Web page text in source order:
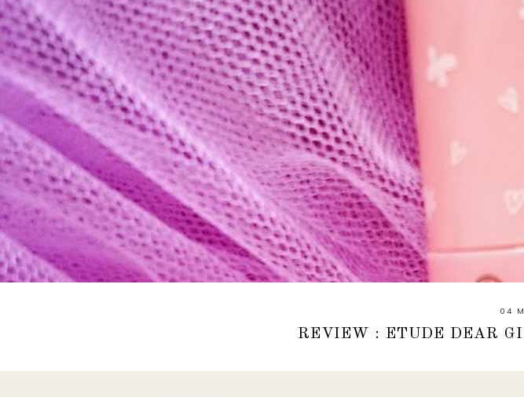
04
REVIEW : ETUDE DEAR